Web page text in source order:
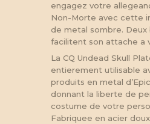
engagez votre
Non-Morte avec cette
de metal sombre. Deux
facilitent son attache a
La CQ Undead Skull
entierement utilisable
produits en metal
donnant la liberte de
costume de votre
Fabriquee en acier